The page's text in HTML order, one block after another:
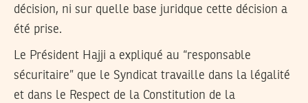
décision, ni sur quelle base juridque cette décision a
été prise.
Le Président Hajji a expliqué au “responsable
sécuritaire” que le Syndicat travaille dans la légalité
et dans le Respect de la Constitution de la